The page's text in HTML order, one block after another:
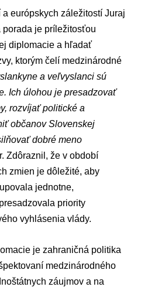
európskych záležitostí Juraj
porada je príležitosťou
diplomacie a hľadať
ktorým čelí medzinárodné
a veľvyslanci sú
Ich úlohou je presadzovať
rozvíjať politické a
občanov Slovenskej
dobré meno
Zdôraznil, že v období
zmien je dôležité, aby
jednotne,
priority
vyhlásenia vlády.
je zahraničná politika
medzinárodného
záujmov a na